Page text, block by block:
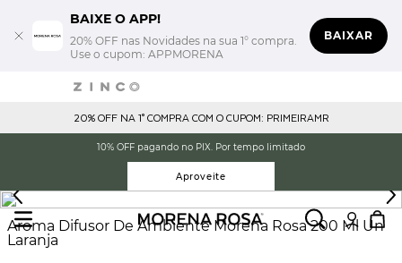
BAIXE O APP!
20% OFF nas Novidades na sua 1° compra.
Use o cupom: APPMORENA
BAIXAR
20% OFF NA 1° COMPRA COM O CUPOM: PRIMEIRAMR
10% OFF pagando no PIX. Por tempo limitado
Aproveite
Aroma Difusor De Ambiente Morena Rosa 200 Ml Un
Laranja